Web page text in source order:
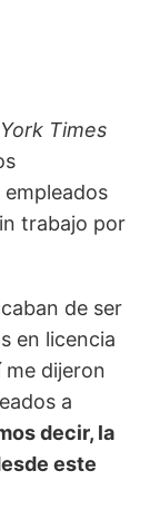
Times
trabajo por
de ser
en licencia
me dijeron
a
decir, la
este